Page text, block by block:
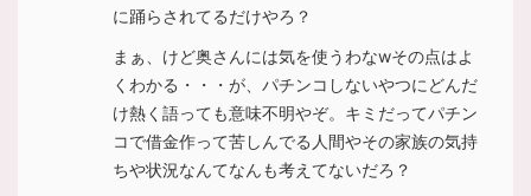
に踊らされてるだけやろ？
まぁ、けど奥さんには気を使うわなwその点はよ
くわかる・・・が、パチンコしないやつにどんだ
け熱く語っても意味不明やぞ。キミだってパチン
コで借金作って苦しんでる人間やその家族の気持
ちや状況なんてなんも考えてないだろ？